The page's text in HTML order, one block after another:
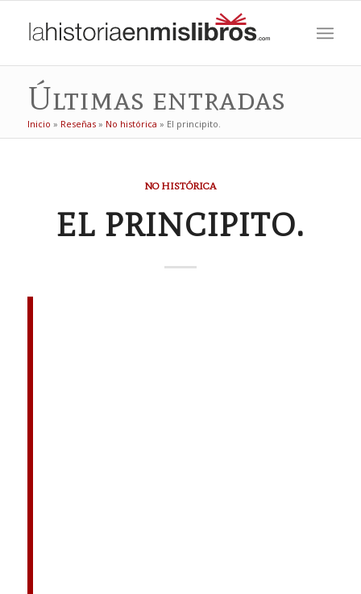
Últimas entradas
Inicio » Reseñas» No histórica » El principito.
NO HISTÓRICA
EL PRINCIPITO.